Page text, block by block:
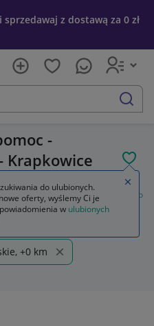
z dostawą za 0 zł
szukaj
-
Krapkowice
i albumy Zdrowie, pierwsza pomoc
+0 km
do ulubionych.
oferty, wyślemy Ci je
w ulubionych